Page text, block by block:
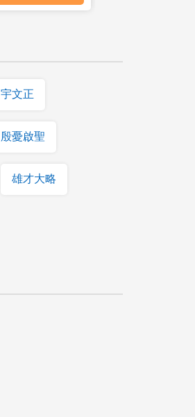
宇文正
殷憂啟聖
雄才大略